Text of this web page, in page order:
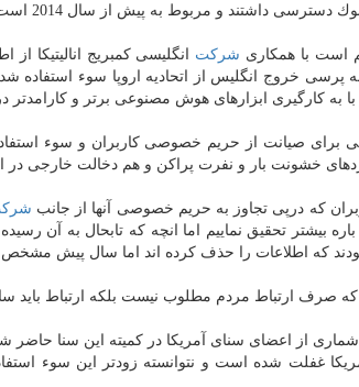
و مربوط به پیش از سال 2014 است تحقیق و بررسی كند.
است با همكاری شركت
پرسی خروج انگلیس از اتحادیه اروپا سوء استفاده
به كارگیری ابزارهای هوش مصنوعی برتر و
برای صیانت از حریم خصوصی كاربران و سوء
خشونت بار و نفرت پراكن و هم دخالت خارجی در
كه درپی تجاوز به حریم خصوصی آنها از جانب
بیشتر تحقیق نماییم اما انچه كه تابحال به آن
كه اطلاعات را حذف كرده اند اما سال پیش مشخص
كه صرف ارتباط مردم مطلوب نیست بلكه ارتباط
از اعضای سنای آمریكا در كمیته این سنا حاضر
امریكا غفلت شده است و نتوانسته زودتر این سوء